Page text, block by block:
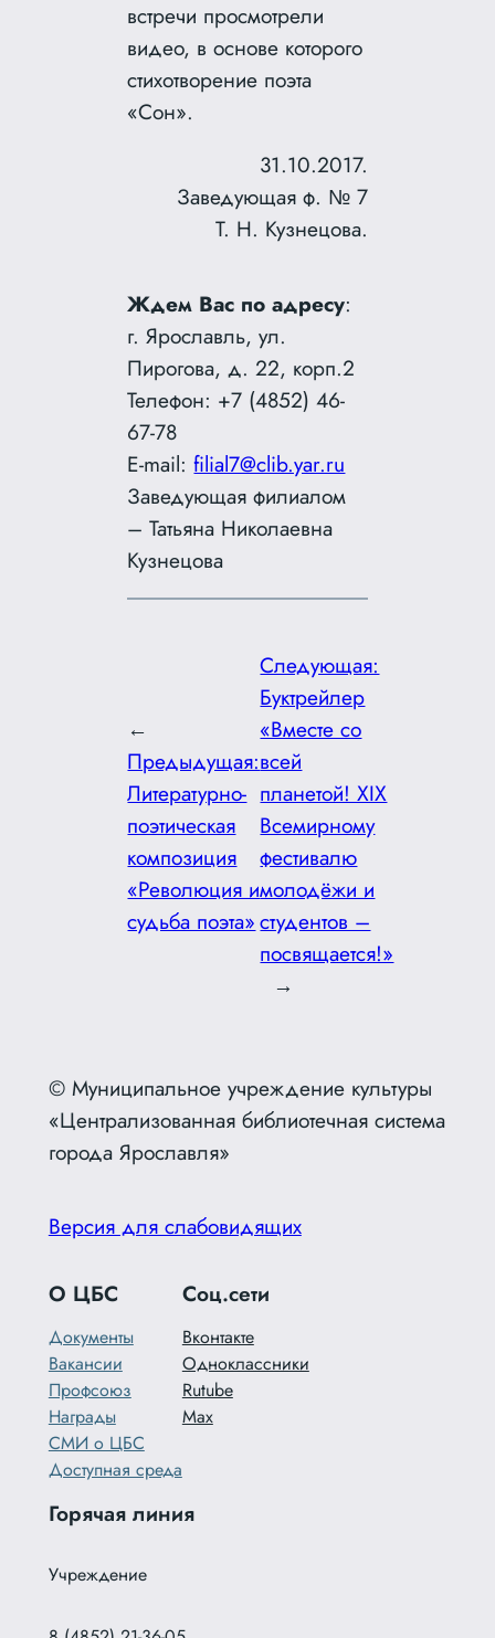
встречи просмотрели
видео, в основе которого
стихотворение поэта
«Сон».
31.10.2017.
Заведующая ф. № 7
Т. Н. Кузнецова.
Ждем Вас по адресу:
г. Ярославль, ул.
Пирогова, д. 22, корп.2
Телефон: +7 (4852) 46-
67-78
E-mail:filial7@clib.yar.ru
Заведующая филиалом
– Татьяна Николаевна
Кузнецова
←
Предыдущая:
Литературно-
поэтическая
композиция
«Революция и
судьба поэта»
Следующая:
Буктрейлер
«Вместе со
всей
планетой! XIX
Всемирному
фестивалю
молодёжи и
студентов –
посвящается!»
→
© Муниципальное учреждение культуры
«Централизованная библиотечная система
города Ярославля»
Версия для слабовидящих
О ЦБС
Документы
Вакансии
Профсоюз
Награды
СМИ о ЦБС
Доступная среда
Соц.сети
Вконтакте
Одноклассники
Rutube
Max
Горячая линия
Учреждение